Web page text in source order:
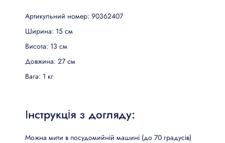
Артикульний номер: 90362407
Ширина: 15 см
Висота: 13 см
Довжина: 27 см
Вага: 1 кг
Інструкція з догляду:
Можна мити в посудомийній машині (до 70 градусів)